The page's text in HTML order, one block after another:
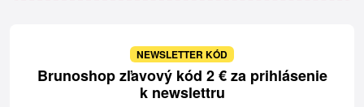
NEWSLETTER KÓD
Brunoshop zľavový kód 2 € za prihlásenie
k newslettru